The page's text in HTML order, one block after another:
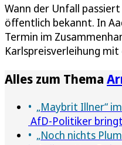
Wann der Unfall
öffentlich bekannt. In
Termin im
Karlspreisverleihung mit
Alles zum Thema
„Maybrit Illner“
AfD-Politiker
„Noch nichts